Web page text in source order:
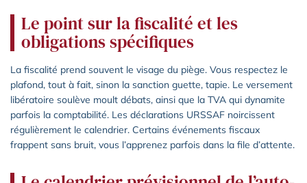
Le point sur la fiscalité et les
obligations spécifiques
La fiscalité prend souvent le visage du piège. Vous respectez le
plafond, tout à fait, sinon la sanction guette, tapie. Le versement
libératoire soulève moult débats, ainsi que la TVA qui dynamite
parfois la comptabilité. Les déclarations URSSAF noircissent
régulièrement le calendrier. Certains événements fiscaux
frappent sans bruit, vous l’apprenez parfois dans la file d’attente.